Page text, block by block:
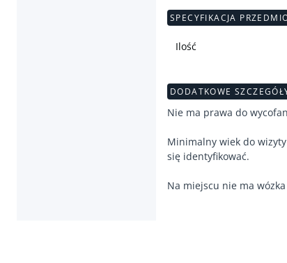
SPECYFIKACJA
Ilość
DODATKOWE
Nie ma prawa do
Minimalny wiek do
się identyfikować.